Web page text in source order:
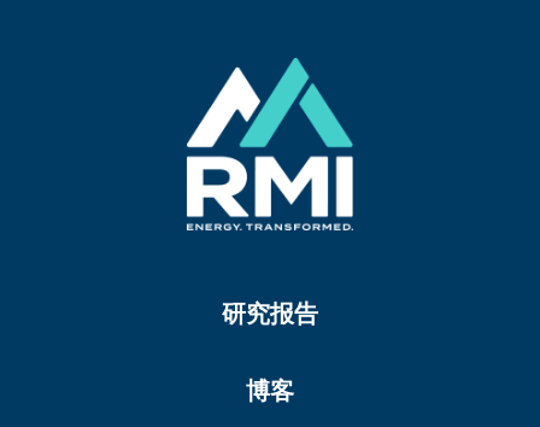
研究报告
博客